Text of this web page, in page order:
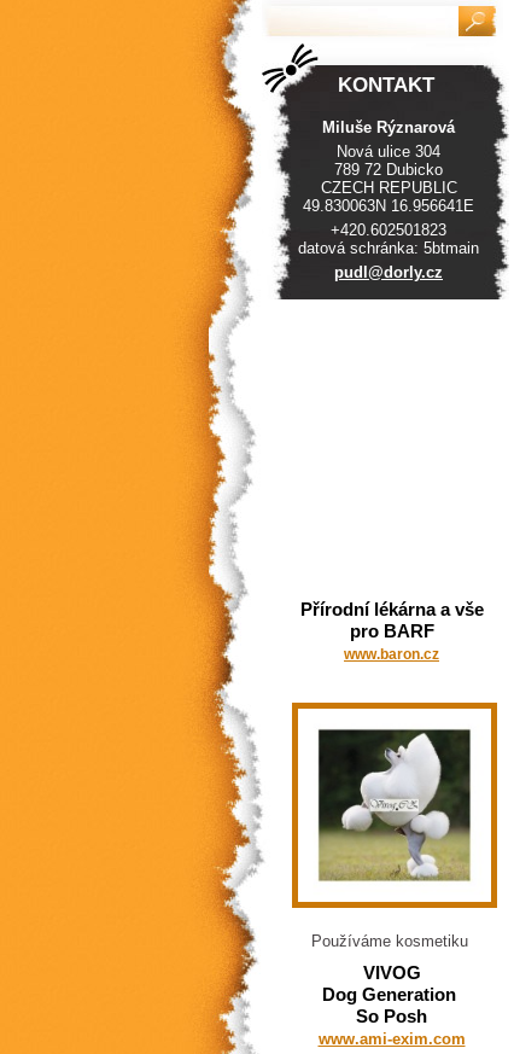
KONTAKT
Miluše Rýznarová
Nová ulice 304
789 72 Dubicko
CZECH REPUBLIC
49.830063N 16.956641E
+420.602501823
datová schránka: 5btmain
pudl@dor ly.cz
Přírodní lékárna a vše
pro BARF
www.baron.cz
Používáme kosmetiku
VIVOG
Dog Generation
So Posh
www.ami-exim.com